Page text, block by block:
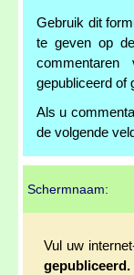
Gebruik dit
te geven op
commentaren
gepubliceerd of
Als u
de volgende
Schermnaam:
Vul uw
gepubliceerd.